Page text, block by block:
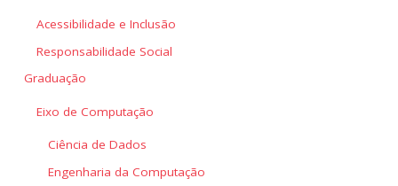
Acessibilidade e Inclusão
Responsabilidade Social
Graduação
Eixo de Computação
Ciência de Dados
Engenharia da Computação